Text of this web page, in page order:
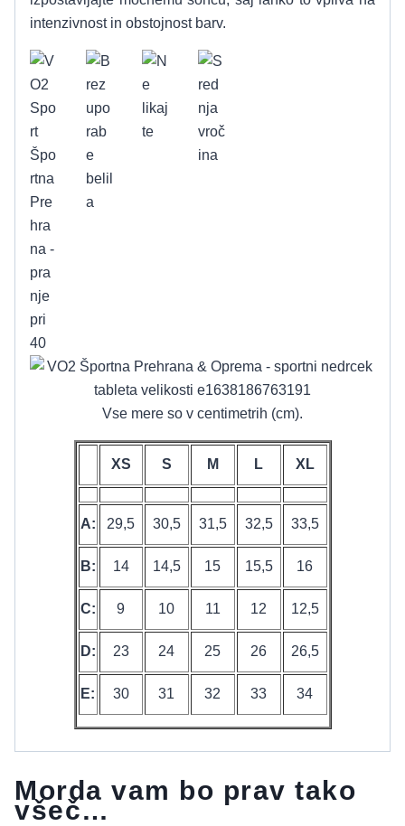
intenzivnost in obstojnost barv.
Vse mere so v centimetrih (cm).
XS S M L XL
A: 29,5 30,5 31,5 32,5 33,5
B: 14 14,5 15 15,5 16
C: 9 10 11 12 12,5
D: 23 24 25 26 26,5
E: 30 31 32 33 34
Morda vam bo prav tako
všeč…